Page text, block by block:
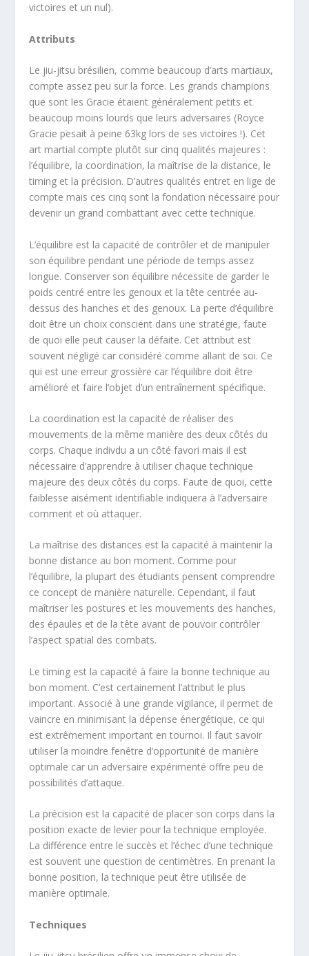
victoires et un nul).
Attributs
Le jiu-jitsu brésilien, comme beaucoup d’arts martiaux,
compte assez peu sur la force. Les grands champions
que sont les Gracie étaient généralement petits et
beaucoup moins lourds que leurs adversaires (Royce
Gracie pesait à peine 63kg lors de ses victoires !). Cet
art martial compte plutôt sur cinq qualités majeures :
l’équilibre, la coordination, la maîtrise de la distance, le
timing et la précision. D’autres qualités entret en lige de
compte mais ces cinq sont la fondation nécessaire pour
devenir un grand combattant avec cette technique.
L’équilibre est la capacité de contrôler et de manipuler
son équilibre pendant une période de temps assez
longue. Conserver son équilibre nécessite de garder le
poids centré entre les genoux et la tête centrée au-
dessus des hanches et des genoux. La perte d’équilibre
doit être un choix conscient dans une stratégie, faute
de quoi elle peut causer la défaite. Cet attribut est
souvent négligé car considéré comme allant de soi. Ce
qui est une erreur grossière car l’équilibre doit être
amélioré et faire l’objet d’un entraînement spécifique.
La coordination est la capacité de réaliser des
mouvements de la même manière des deux côtés du
corps. Chaque indivdu a un côté favori mais il est
nécessaire d’apprendre à utiliser chaque technique
majeure des deux côtés du corps. Faute de quoi, cette
faiblesse aisément identifiable indiquera à l’adversaire
comment et où attaquer.
La maîtrise des distances est la capacité à maintenir la
bonne distance au bon moment. Comme pour
l’équilibre, la plupart des étudiants pensent comprendre
ce concept de manière naturelle. Cependant, il faut
maîtriser les postures et les mouvements des hanches,
des épaules et de la tête avant de pouvoir contrôler
l’aspect spatial des combats.
Le timing est la capacité à faire la bonne technique au
bon moment. C’est certainement l’attribut le plus
important. Associé à une grande vigilance, il permet de
vaincre en minimisant la dépense énergétique, ce qui
est extrêmement important en tournoi. Il faut savoir
utiliser la moindre fenêtre d’opportunité de manière
optimale car un adversaire expérimenté offre peu de
possibilités d’attaque.
La précision est la capacité de placer son corps dans la
position exacte de levier pour la technique employée.
La différence entre le succès et l’échec d’une technique
est souvent une question de centimètres. En prenant la
bonne position, la technique peut être utilisée de
manière optimale.
Techniques